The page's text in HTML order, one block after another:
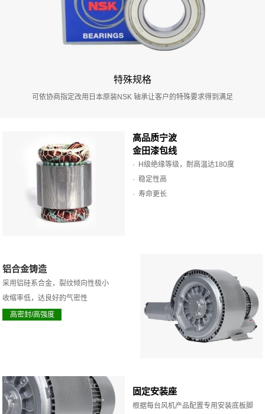
特殊规格
可依协商指定改用日本原装NSK 轴承让客户的特殊要求得到满足
高品质宁波
金田漆包线
· H级绝缘等级，耐高温达180度
· 稳定性高
· 寿命更长
铝合金铸造
采用铝硅系合金，裂纹倾向性极小
收缩率低，达良好的气密性
高密封/高强度
固定安装座
根据每台风机产品配置专用安装底板脚